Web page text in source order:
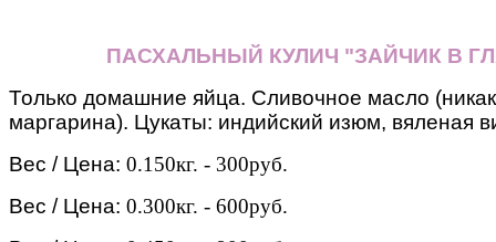
ПАСХАЛЬНЫЙ КУЛИЧ "ЗАЙЧИК В
Только домашние яйца. Сливочное масло
маргарина). Цукаты: индийский изюм, вяленая
Вес / Цена: 0.150кг. - 300руб.
Вес / Цена: 0.300кг. - 600руб.